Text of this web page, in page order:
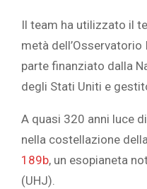
Il team ha utilizzato il
metà
parte finanziato dalla
degli Stati Uniti e
A quasi 320 anni luce
nella costellazione
189b, un esopianeta
(UHJ).